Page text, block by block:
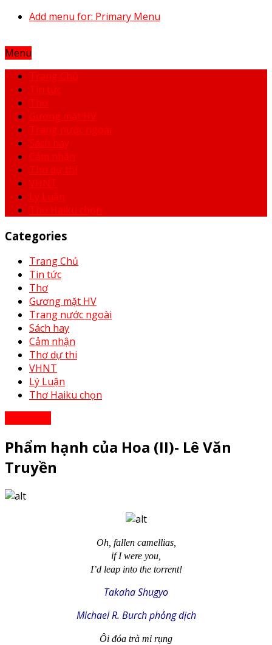
Add menu for: Primary Menu
Menu
Trang Chủ
Tin tức
Thơ
Gương mặt HV
Trang nước ngoài
Sách hay
Cảm nhận
Thơ dự thi
VHNT
Lý Luận
Thơ Haiku chọn
Categories
Trang Chủ
Tin tức
Thơ
Gương mặt HV
Trang nước ngoài
Sách hay
Cảm nhận
Thơ dự thi
VHNT
Lý Luận
Thơ Haiku chọn
Phẩm hạnh của Hoa (II)- Lê Văn
Truyền
Oh, fallen camellias,
if I were you,
I’d leap into the torrent!
Takaha Shugyo
Michael R. Burch phỏng dịch
Ôi đóa trà mi rụng